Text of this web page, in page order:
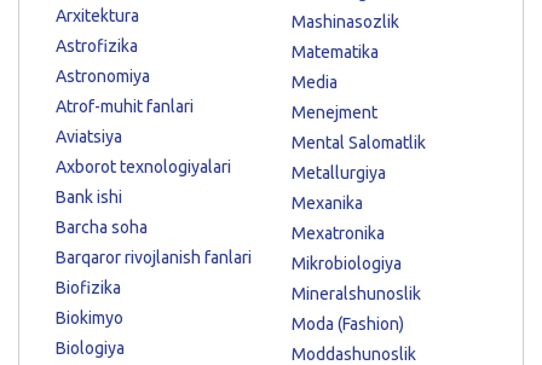
Arxitektura
Astrofizika
Astronomiya
Atrof-muhit fanlari
Aviatsiya
Axborot texnologiyalari
Bank ishi
Barcha soha
Barqaror rivojlanish fanlari
Biofizika
Biokimyo
Biologiya
Mashinasozlik
Matematika
Media
Menejment
Mental Salomatlik
Metallurgiya
Mexanika
Mexatronika
Mikrobiologiya
Mineralshunoslik
Moda (Fashion)
Moddashunoslik